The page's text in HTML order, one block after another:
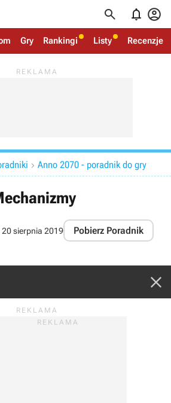
  
Gry Rankingi Listy Recenzje
 Anno 2070 - poradnik do gry
20 sierpnia 2019 Pobierz Poradnik
